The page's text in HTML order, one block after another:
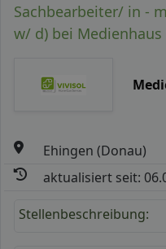
Sachbearbeiter/ in -
w/ d) bei
Ehingen (Donau)
aktualisiert seit:
Stellenbeschreibung: